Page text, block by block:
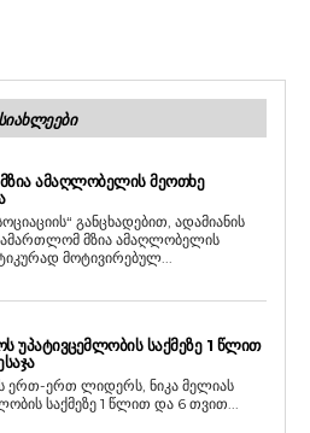
ᲡᲘᲐᲮᲚᲔᲔᲑᲘ
ᲐᲛᲐᲦᲚᲝᲑᲔᲚᲘᲡ ᲛᲔᲝᲗᲮᲔ
განცხადებით, ადამიანის
მზია ამაღლობელის
მოტივირებულ...
ᲣᲞᲐᲢᲘᲕᲪᲔᲛᲚᲝᲑᲘᲡ ᲡᲐᲥᲛᲔᲖᲔ 1 ᲬᲚᲘᲗ
ერთ-ერთ ლიდერს, ნიკა მელიას
საქმეზე 1 წლით და 6 თვით...